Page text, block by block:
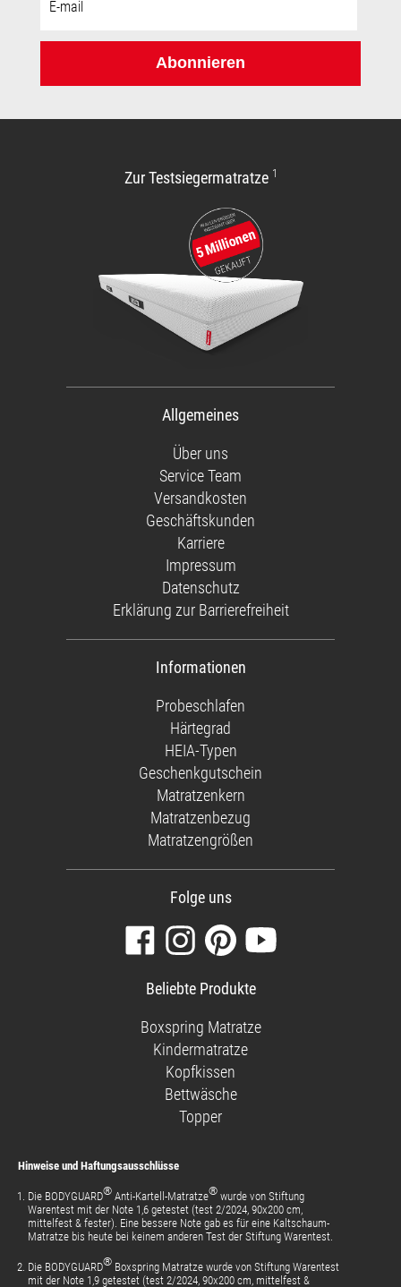
Mail-
Abonnieren
Zur Testsiegermatratze 1
Allgemeines
Über uns
Service Team
Versandkosten
Geschäftskunden
Karriere
Impressum
Datenschutz
Erklärung zur Barrierefreiheit
Informationen
Probeschlafen
Härtegrad
HEIA-Typen
Geschenkgutschein
Matratzenkern
Matratzenbezug
Matratzengrößen
Folge uns
Besuchen
Sie
unsere
Seite
Folgen
Sie
uns
Instagram
Finden
Sie
uns
Pinterest
Sehen
Beliebte Produkte
Boxspring Matratze
Kindermatratze
Kopfkissen
Bettwäsche
Topper
Hinweise und Haftungsausschlüsse
Die BODYGUARD® Anti-Kartell-Matratze® wurde von Stiftung
Warentest mit der Note 1,6 getestet (test 2/2024, 90x200 cm,
mittelfest & fester). Eine bessere Note gab es für eine Kaltschaum-
Matratze bis heute bei keinem anderen Test der Stiftung Warentest.
Die BODYGUARD® Boxspring Matratze wurde von Stiftung Warentest
mit der Note 1,9 getestet (test 2/2024, 90x200 cm, mittelfest &